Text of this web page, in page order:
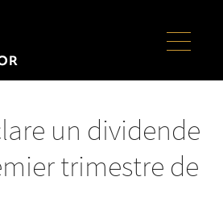
un dividende
trimestre de